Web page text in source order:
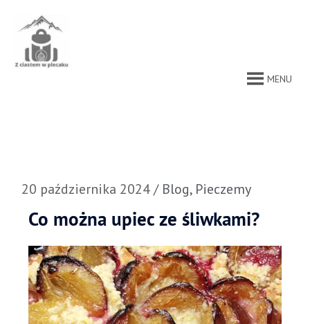
treści
MENU
20 października 2024/ Blog, Pieczemy
Co można upiec ze śliwkami?